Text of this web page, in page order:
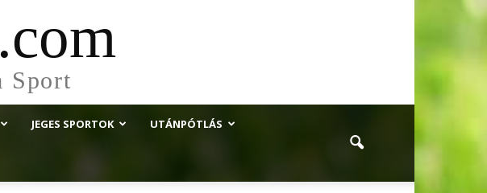
Sport
JEGES SPORTOK UTÁNPÓTLÁS